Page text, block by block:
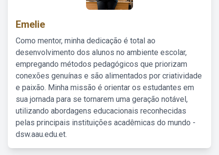
Emelie
Como mentor, minha dedicação é total ao
desenvolvimento dos alunos no ambiente escolar,
empregando métodos pedagógicos que priorizam
conexões genuínas e são alimentados por criatividade
e paixão. Minha missão é orientar os estudantes em
sua jornada para se tornarem uma geração notável,
utilizando abordagens educacionais reconhecidas
pelas principais instituições acadêmicas do mundo -
dsw.aau.edu.et.